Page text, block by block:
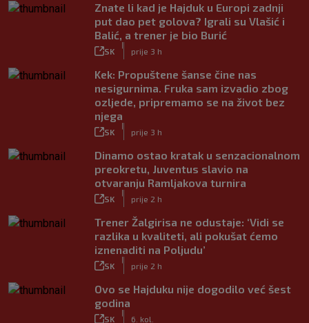
Znate li kad je Hajduk u Europi zadnji
put dao pet golova? Igrali su Vlašić i
Balić, a trener je bio Burić
SK prije 3 h
Kek: Propuštene šanse čine nas
nesigurnima. Fruka sam izvadio zbog
ozljede, pripremamo se na život bez
njega
SK prije 3 h
Dinamo ostao kratak u senzacionalnom
preokretu, Juventus slavio na
otvaranju Ramljakova turnira
SK prije 2 h
Trener Žalgirisa ne odustaje: ‘Vidi se
razlika u kvaliteti, ali pokušat ćemo
iznenaditi na Poljudu’
SK prije 2 h
Ovo se Hajduku nije dogodilo već šest
godina
SK 6. kol.